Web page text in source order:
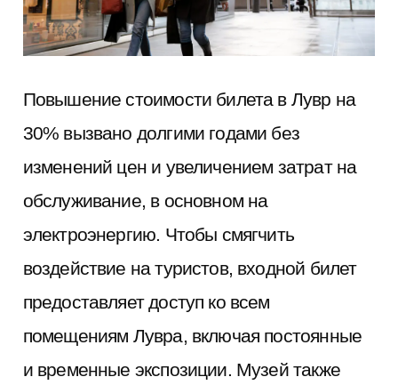
Повышение стоимости билета в Лувр на
30% вызвано долгими годами без
изменений цен и увеличением затрат на
обслуживание, в основном на
электроэнергию. Чтобы смягчить
воздействие на туристов, входной билет
предоставляет доступ ко всем
помещениям Лувра, включая постоянные
и временные экспозиции. Музей также